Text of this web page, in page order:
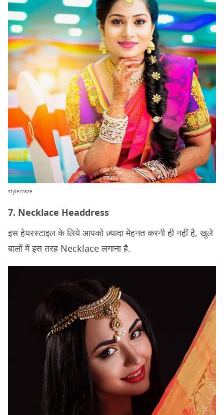
stylecraze
7. Necklace Headdress
इस हेयरस्टाइल के लिये आपको ज़्यादा मेहनत करनी ही नहीं है, खुले
बालों में इस तरह Necklace लगाना है.